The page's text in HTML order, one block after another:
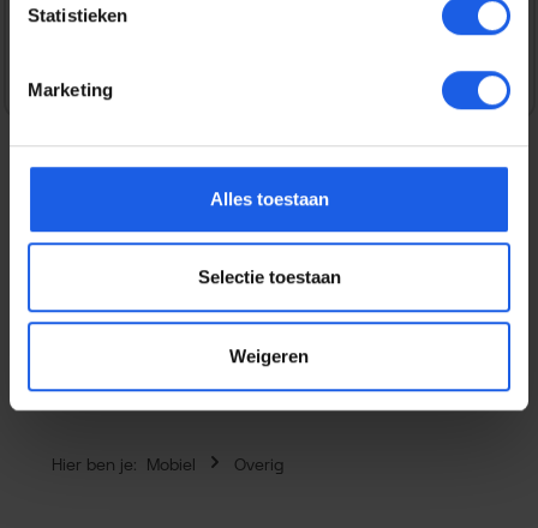
Statistieken
Marketing
Alles toestaan
Selectie toestaan
Weigeren
Veilig en snel betalen
Met de BeHello Magnetic Ring Sticker hoef je nooit meer
te zoeken naar de juiste positie bij draadloos opladen. De
sticker z…Meer
Hier ben je: Mobiel Overig